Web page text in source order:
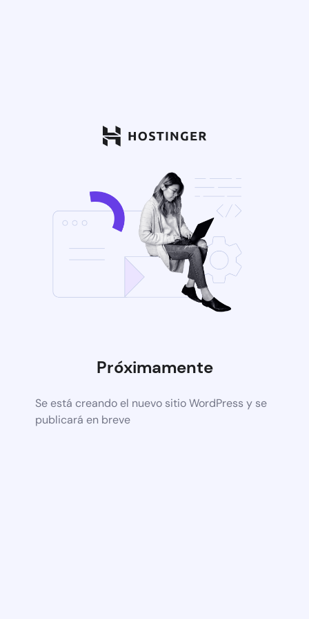
Próximamente
Se está creando el nuevo sitio WordPress y se
publicará en breve